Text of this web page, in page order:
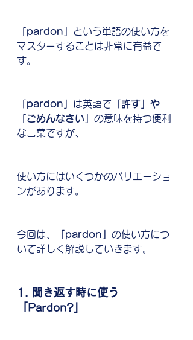
「pardon」 という単語の使い方を
マスターすることは非常に有益で
す。
「pardon」 は英語で 「許す」や
「ごめんなさい」 の意味を持つ便利
な言葉ですが、
使い方にはいくつかのバリエーショ
ンがあります。
今回は、 「pardon」 の使い方につ
いて詳しく解説していきます。
1. 聞き返す時に使う
「Pardon?」